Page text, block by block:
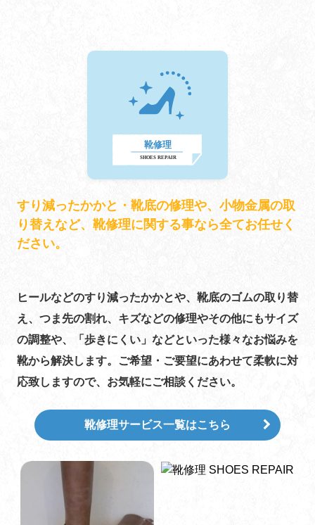
すり減ったかかと・靴底の修理や、小物金属の取
り替えなど、靴修理に関する事なら全てお任せく
ださい。
ヒールなどのすり減ったかかとや、靴底のゴムの取り替
え、つま先の割れ、キズなどの修理やその他にもサイズ
の調整や、「歩きにくい」などといった様々なお悩みを
靴から解決します。ご希望・ご要望にあわせて柔軟に対
応致しますので、お気軽にご相談ください。
靴修理サービス一覧はこちら